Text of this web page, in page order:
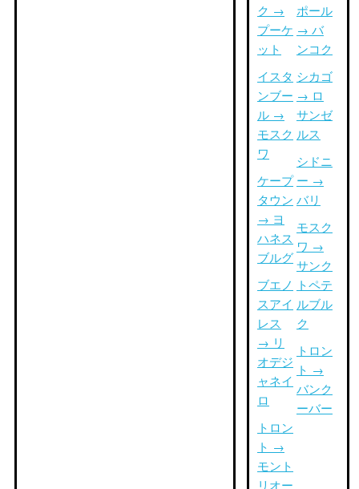
ク →
プーケ
ット
イスタ
ンブー
ル →
モスク
ワ
ケープ
タウン
→ ヨ
ハネス
ブルグ
ブエノ
スアイ
レス
→ リ
オデジ
ャネイ
ロ
トロン
ト →
モント
リオー
ポール
→ バ
ンコク
シカゴ
→ ロ
サンゼ
ルス
シドニ
ー →
バリ
モスク
ワ →
サンク
トペテ
ルブル
ク
トロン
ト →
バンク
ーバー